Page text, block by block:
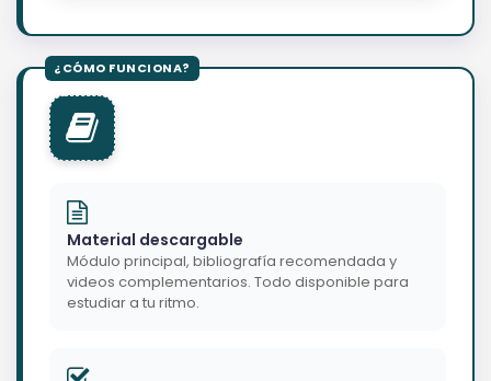
Material descargable
Módulo principal, bibliografía recomendada y
videos complementarios. Todo disponible para
estudiar a tu ritmo.